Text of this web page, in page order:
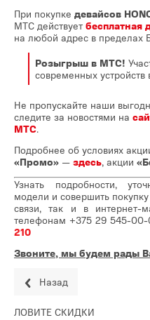
При покупке девайсов
МТС действует бесплатная
на любой адрес в пределах
Розыгрыш в МТС!
современных устройств
Не пропускайте наши
следите за новостями на
МТС.
Подробнее об условиях
«Промо» — здесь, акции
Узнать подробности,
модели и совершить
связи, так и в интернет-
телефонам +375 29 545-
210
Звоните, мы будем рады
Назад
ЛОВИТЕ СКИДКИ